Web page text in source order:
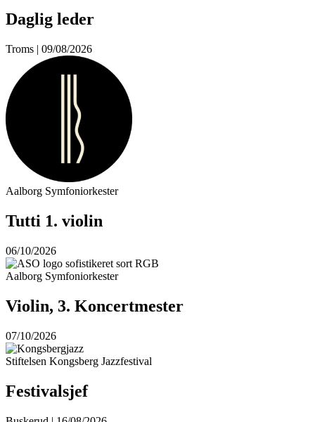
Daglig leder
Troms | 09/08/2026
Aalborg Symfoniorkester
Tutti 1. violin
06/10/2026
Aalborg Symfoniorkester
Violin, 3. Koncertmester
07/10/2026
Stiftelsen Kongsberg Jazzfestival
Festivalsjef